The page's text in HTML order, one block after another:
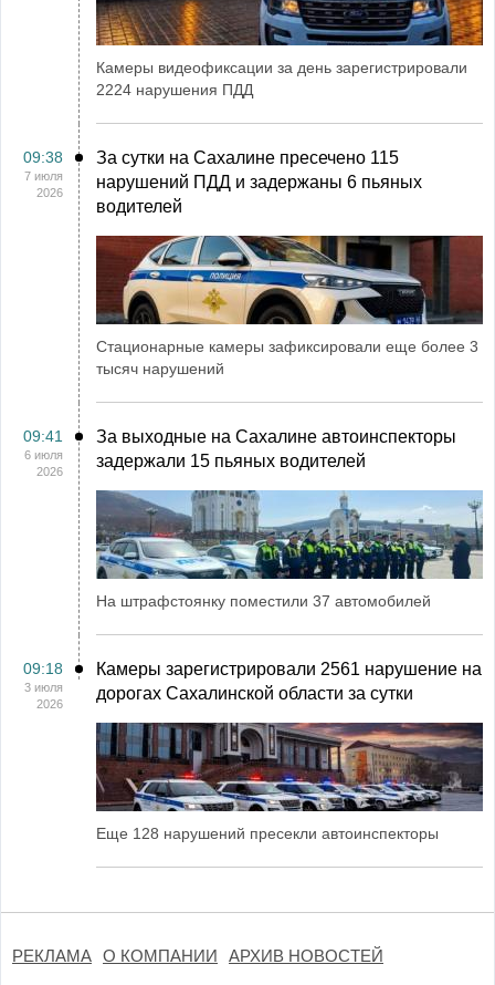
Камеры видеофиксации за день зарегистрировали
2224 нарушения ПДД
09:38
7 июля
2026
За сутки на Сахалине пресечено 115
нарушений ПДД и задержаны 6 пьяных
водителей
Стационарные камеры зафиксировали еще более 3
тысяч нарушений
09:41
6 июля
2026
За выходные на Сахалине автоинспекторы
задержали 15 пьяных водителей
На штрафстоянку поместили 37 автомобилей
09:18
3 июля
2026
Камеры зарегистрировали 2561 нарушение на
дорогах Сахалинской области за сутки
Еще 128 нарушений пресекли автоинспекторы
РЕКЛАМА О КОМПАНИИ АРХИВ НОВОСТЕЙ